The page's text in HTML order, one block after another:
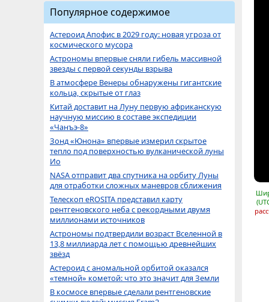
Популярное содержимое
Астероид Апофис в 2029 году: новая угроза от
космического мусора
Астрономы впервые сняли гибель массивной
звезды с первой секунды взрыва
В атмосфере Венеры обнаружены гигантские
кольца, скрытые от глаз
Китай доставит на Луну первую африканскую
научную миссию в составе экспедиции
«Чанъэ-8»
Зонд «Юнона» впервые измерил скрытое
тепло под поверхностью вулканической луны
Ио
NASA отправит два спутника на орбиту Луны
для отработки сложных маневров сближения
Телескоп eROSITA представил карту
рентгеновского неба с рекордными двумя
миллионами источников
Астрономы подтвердили возраст Вселенной в
13,8 миллиарда лет с помощью древнейших
звёзд
Астероид с аномальной орбитой оказался
«темной» кометой: что это значит для Земли
В космосе впервые сделали рентгеновские